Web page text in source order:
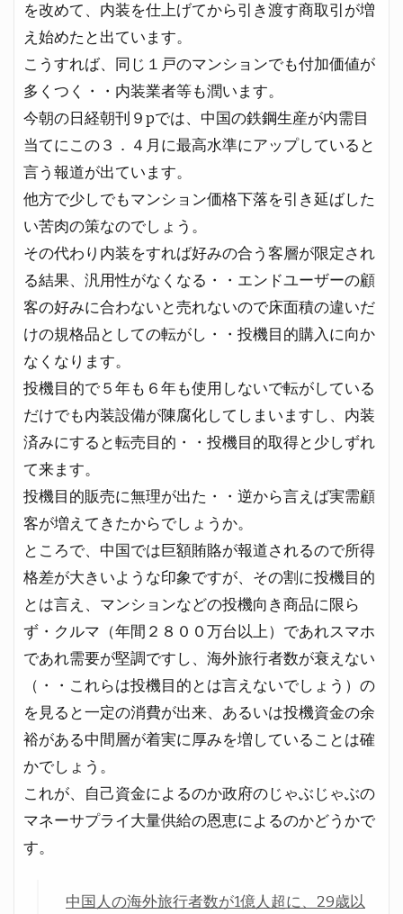
を改めて、内装を仕上げてから引き渡す商取引が増
え始めたと出ています。
こうすれば、同じ１戸のマンションでも付加価値が
多くつく・・内装業者等も潤います。
今朝の日経朝刊９pでは、中国の鉄鋼生産が内需目
当てにこの３．４月に最高水準にアップしていると
言う報道が出ています。
他方で少しでもマンション価格下落を引き延ばした
い苦肉の策なのでしょう。
その代わり内装をすれば好みの合う客層が限定され
る結果、汎用性がなくなる・・エンドユーザーの顧
客の好みに合わないと売れないので床面積の違いだ
けの規格品としての転がし・・投機目的購入に向か
なくなります。
投機目的で５年も６年も使用しないで転がしている
だけでも内装設備が陳腐化してしまいますし、内装
済みにすると転売目的・・投機目的取得と少しずれ
て来ます。
投機目的販売に無理が出た・・逆から言えば実需顧
客が増えてきたからでしょうか。
ところで、中国では巨額賄賂が報道されるので所得
格差が大きいような印象ですが、その割に投機目的
とは言え、マンションなどの投機向き商品に限ら
ず・クルマ（年間２８００万台以上）であれスマホ
であれ需要が堅調ですし、海外旅行者数が衰えない
（・・これらは投機目的とは言えないでしょう）の
を見ると一定の消費が出来、あるいは投機資金の余
裕がある中間層が着実に厚みを増していることは確
かでしょう。
これが、自己資金によるのか政府のじゃぶじゃぶの
マネーサプライ大量供給の恩恵によるのかどうかで
す。
中国人の海外旅行者数が1億人超に、29歳以